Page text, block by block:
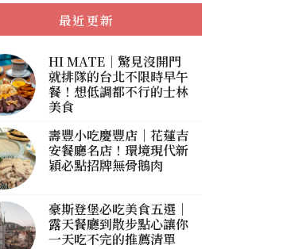
最近更新
HI MATE｜驚見沒開門
就排隊的台北不限時早午
餐！想低調都不行的士林
美食
壽豐小吃慶豐店｜花蓮吉
安餐廳名店！環境現代新
穎必點招牌無骨鵝肉
豪斯登堡必吃美食五選｜
露天餐廳到散步點心讓你
一天吃不完的推薦清單